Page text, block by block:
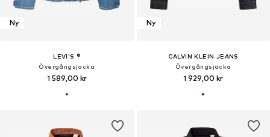
Ny
LEVI'S ®
Övergångsjacka
1 589,00 kr
Ny
CALVIN KLEIN JEANS
Övergångsjacka
1 929,00 kr